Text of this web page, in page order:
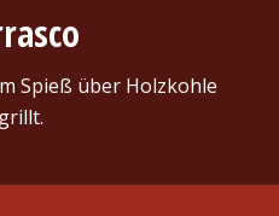
Spieß über Holzkohle